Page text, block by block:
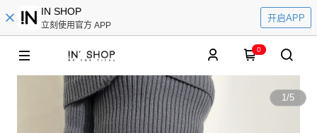
IN SHOP
立刻使用官方 APP
开启APP
0
1/5